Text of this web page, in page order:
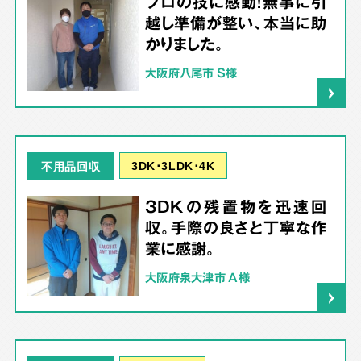
越し準備が整い、本当に助
かりました。
大阪府八尾市 S様
不用品回収 3DK･3LDK･4K
3DKの残置物を迅速回
収。手際の良さと丁寧な作
業に感謝。
大阪府泉大津市 A様